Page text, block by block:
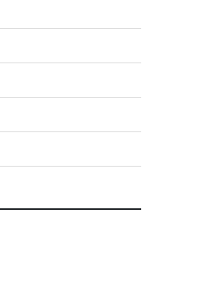
as condições de entrega